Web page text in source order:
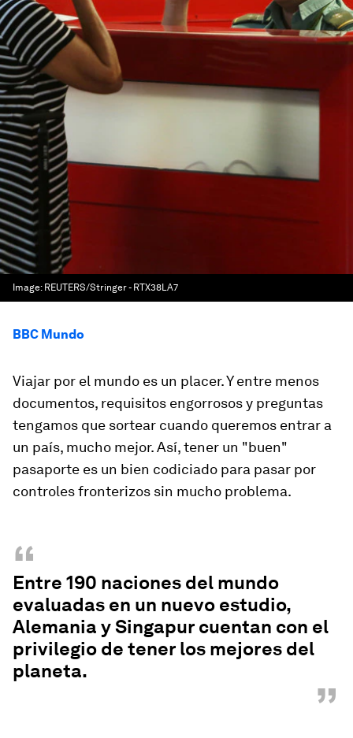
Image: REUTERS/Stringer - RTX38LA7
BBC Mundo
Viajar por el mundo es un placer. Y entre menos
documentos, requisitos engorrosos y preguntas
tengamos que sortear cuando queremos entrar a
un país, mucho mejor. Así, tener un "buen"
pasaporte es un bien codiciado para pasar por
controles fronterizos sin mucho problema.
“
Entre 190 naciones del mundo
evaluadas en un nuevo estudio,
Alemania ySingapur cuentan con el
privilegio de tener los mejores del
planeta.
”